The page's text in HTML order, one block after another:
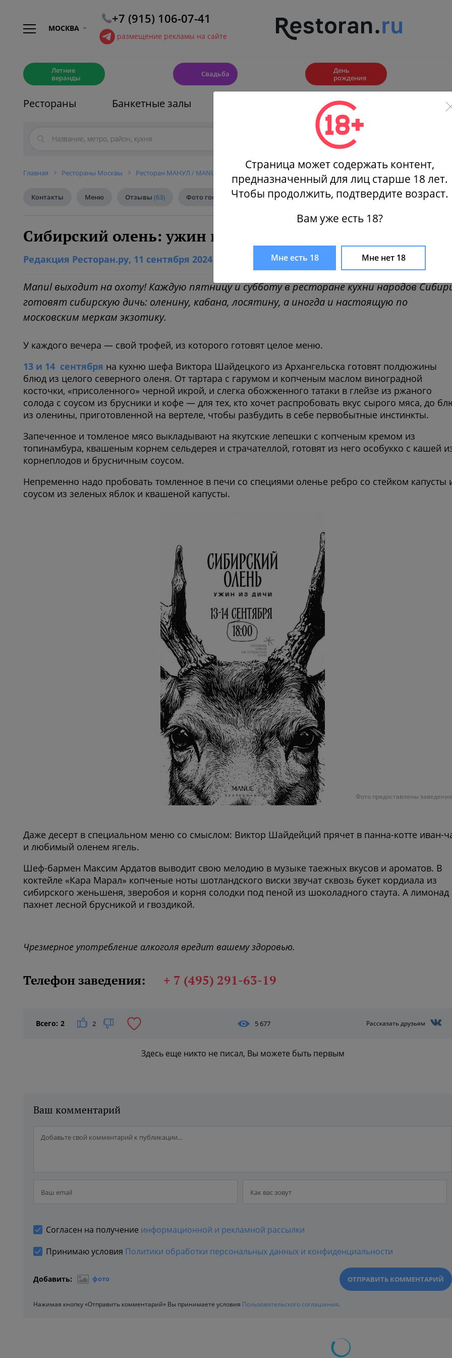
МОСКВА
+7 (915) 106-07-41
размещение рекламы на сайте
Летние
веранды
Свадьба
День
рождения
Рестораны Банкетные залы Афиши
Главная Рестораны Москвы Ресторан МАНУЛ / MANUL Ресторан МАНУЛ / MANUL, Москва. Сибирский олень: ужин из
Контакты Меню Отзывы (63) Фото гостей (1) На карте Новости(35) Статистика
Сибирский олень: ужин из дичи на открытом огне
Редакция Ресторан.ру, 11 сентября 2024 Время прочтения менее минуты
Manul выходит на охоту! Каждую пятницу и субботу в ресторане кухни народов
готовят сибирскую дичь: оленину, кабана, лосятину, а иногда и настоящую по
московским меркам экзотику.
У каждого вечера — свой трофей, из которого готовят целое меню.
13 и 14 сентября на кухню шефа Виктора Шайдецкого из Архангельска готовят полдюжины
блюд из целого северного оленя. От тартара с гарумом и копченым маслом виноградной
косточки, «присоленного» черной икрой, и слегка обожженного татаки в глейзе из ржаного
солода с соусом из брусники и кофе — для тех, кто хочет распробовать вкус сырого мяса, до
из оленины, приготовленной на вертеле, чтобы разбудить в себе первобытные инстинкты.
Запеченное и томленое мясо выкладывают на якутские лепешки с копченым кремом из
топинамбура, квашеным корнем сельдерея и страчателлой, готовят из него особукко с кашей
корнеплодов и брусничным соусом.
Непременно надо пробовать томленное в печи со специями оленье ребро со стейком капусты
соусом из зеленых яблок и квашеной капусты.
Фото предоставлены
Даже десерт в специальном меню со смыслом: Виктор Шайдейций прячет в панна-котте иван-
и любимый оленем ягель.
Шеф-бармен Максим Ардатов выводит свою мелодию в музыке таежных вкусов и ароматов. В
коктейле «Кара Марал» копченые ноты шотландского виски звучат сквозь букет кордиала из
сибирского женьшеня, зверобоя и корня солодки под пеной из шоколадного стаута. А лимонад
пахнет лесной брусникой и гвоздикой.
Чрезмерное употребление алкоголя вредит вашему здоровью.
Телефон заведения: + 7 (495) 291-63-19
Всего: 2 2 5 677 Рассказать друзьям
Здесь еще никто не писал, Вы можете быть первым
Ваш комментарий
Согласен на получение информационной и рекламной рассылки
Принимаю условия Политики обработки персональных данных и конфиденциальности
Добавить: фото
Нажимая кнопку «Отправить комментарий» Вы принимаете условия Пользовательского соглашения.
Страница может содержать контент,
предназначенный для лиц старше 18 лет.
Чтобы продолжить, подтвердите возраст.
Вам уже есть 18?
Мне есть 18 Мне нет 18